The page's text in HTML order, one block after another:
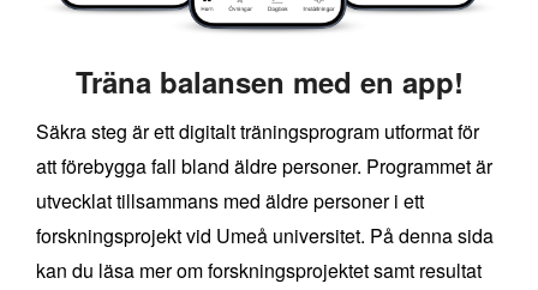
Träna balansen med en app!
Säkra steg är ett digitalt träningsprogram utformat för
att förebygga fall bland äldre personer. Programmet är
utvecklat tillsammans med äldre personer i ett
forskningsprojekt vid Umeå universitet. På denna sida
kan du läsa mer om forskningsprojektet samt resultat